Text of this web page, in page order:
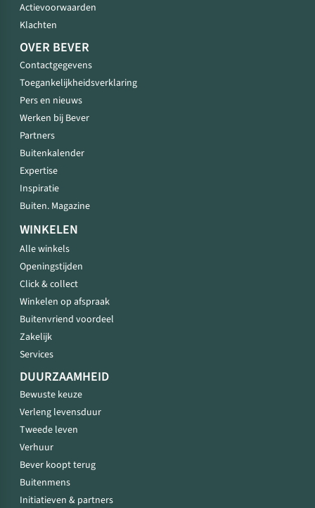
Actievoorwaarden
Klachten
OVER BEVER
Contactgegevens
Toegankelijkheidsverklaring
Pers en nieuws
Werken bij Bever
Partners
Buitenkalender
Expertise
Inspiratie
Buiten. Magazine
WINKELEN
Alle winkels
Openingstijden
Click & collect
Winkelen op afspraak
Buitenvriend voordeel
Zakelijk
Services
DUURZAAMHEID
Bewuste keuze
Verleng levensduur
Tweede leven
Verhuur
Bever koopt terug
Buitenmens
Initiatieven & partners